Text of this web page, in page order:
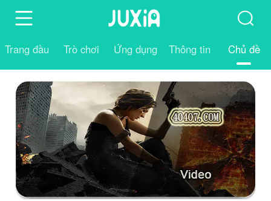
Trang đầu Trò chơi Ứng dụng Thông tin Chủ đề